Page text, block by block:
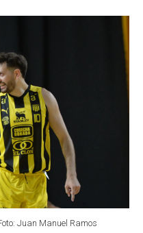
Juan Manuel Ramos